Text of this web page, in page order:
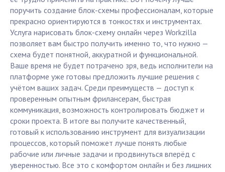
поручить создание блок-схемы профессионалам, которые
прекрасно ориентируются в тонкостях и инструментах.
Услуга нарисовать блок-схему онлайн через Workzilla
позволяет вам быстро получить именно то, что нужно —
схема будет понятной, аккуратной и функциональной.
Ваше время не будет потрачено зря, ведь исполнители на
платформе уже готовы предложить лучшие решения с
учётом ваших задач. Среди преимуществ — доступ к
проверенным опытным фрилансерам, быстрая
коммуникация, возможность контролировать бюджет и
сроки проекта. В итоге вы получите качественный,
готовый к использованию инструмент для визуализации
процессов, который поможет лучше понять любые
рабочие или личные задачи и продвинуться вперёд с
уверенностью. Все это с комфортом онлайн и без лишних